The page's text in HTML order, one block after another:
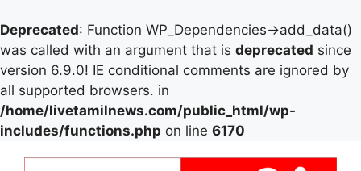
Deprecated: Function WP_Dependencies->add_data()
was called with an argument that is deprecated since
version 6.9.0! IE conditional comments are ignored by
all supported browsers. in
/home/livetamilnews.com/public_html/wp-
includes/functions.php on line 6170